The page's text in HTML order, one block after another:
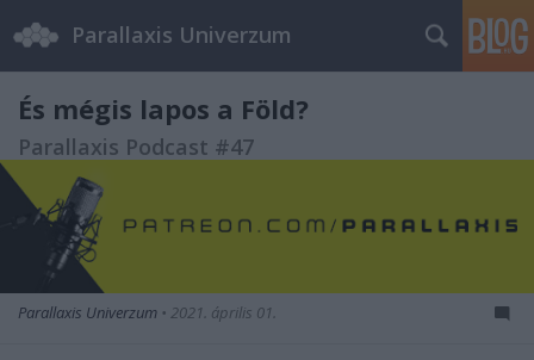
Parallaxis Univerzum
És mégis lapos a Föld?
Parallaxis Podcast #47
Parallaxis Univerzum • 2021. április 01.